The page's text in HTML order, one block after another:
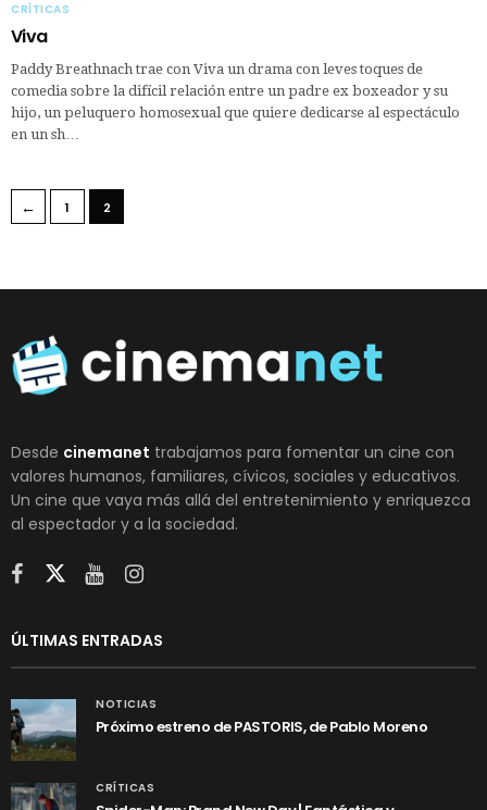
CRÍTICAS
Viva
Paddy Breathnach trae con Viva un drama con leves toques de
comedia sobre la difícil relación entre un padre ex boxeador y su
hijo, un peluquero homosexual que quiere dedicarse al espectáculo
en un sh…
← 1 2
Desde cinemanet trabajamos para fomentar un cine con
valores humanos, familiares, cívicos, sociales y educativos.
Un cine que vaya más allá del entretenimiento y enriquezca
al espectador y a la sociedad.
ÚLTIMAS ENTRADAS
NOTICIAS
Próximo estreno de PASTORIS, de Pablo Moreno
CRÍTICAS